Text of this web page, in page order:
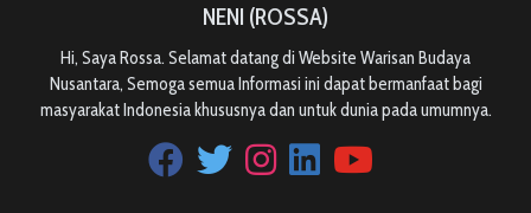
NENI (ROSSA)
Hi, Saya Rossa. Selamat datang di Website Warisan Budaya
Nusantara, Semoga semua Informasi ini dapat bermanfaat bagi
masyarakat Indonesia khususnya dan untuk dunia pada umumnya.